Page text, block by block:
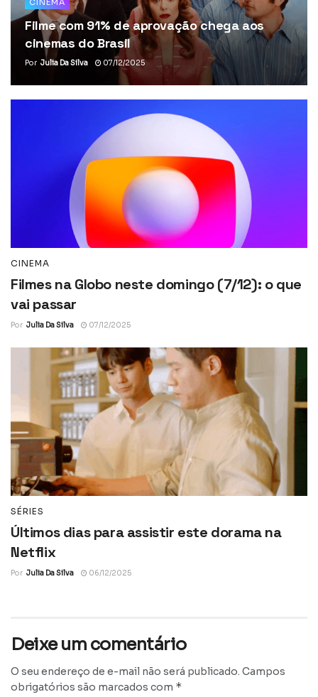
CINEMA
Filme com 91% de aprovação chega aos
cinemas do Brasil
Por Julia Da Silva 07/12/2025
CINEMA
Filmes na Globo neste domingo (7/12): o que
vai passar
Por Julia Da Silva 07/12/2025
SÉRIES
Últimos dias para assistir este dorama na
Netflix
Por Julia Da Silva 06/12/2025
Deixe um comentário
O seu endereço de e-mail não será publicado. Campos
obrigatórios são marcados com *